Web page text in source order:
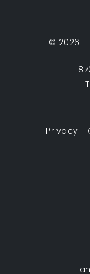
© 2026 -
Privacy -